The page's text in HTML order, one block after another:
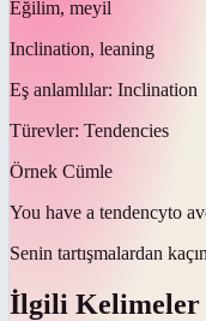
Eğilim, meyil
Inclination, leaning
Eş anlamlılar: Inclination
Türevler: Tendencies
Örnek Cümle
You have a tendencyto
Senin tartışmalardan
İlgili Kelimeler